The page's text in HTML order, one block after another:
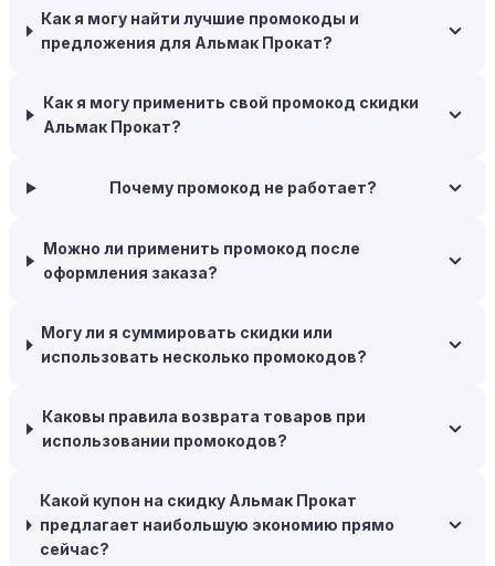
добавьте товары в корзину и оставьте их на день или
два. В некоторых случаях существует большая
побудить вас завершить покупку.
время межсезонных распродаж, когда магазины
предлагают большие скидки, чтобы освободить
товары на следующий сезон, когда они будут в
продаже.
интернет-магазинов часто предлагают бесплатную
доставку, что позволяет сэкономить. Некоторые
заказе на сумму, превышающую определенную,
поэтому рассмотрите возможность покупки
Следите за социальными сетями:Следите за Альмак
Прокат в социальных сетях, таких как VK, Facebook или
Instagram. Ритейлеры часто делятся со своими
Как я могу найти лучшие промокоды и
предложения для Альмак Прокат?
Как я могу применить свой промокод скидки
Альмак Прокат?
Почему промокод не работает?
Можно ли применить промокод после
оформления заказа?
Могу ли я суммировать скидки или
использовать несколько промокодов?
Каковы правила возврата товаров при
использовании промокодов?
Какой купон на скидку Альмак Прокат
предлагает наибольшую экономию прямо
сейчас?